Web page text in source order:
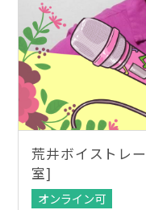
荒井ボイストレ
室]
オンライン可